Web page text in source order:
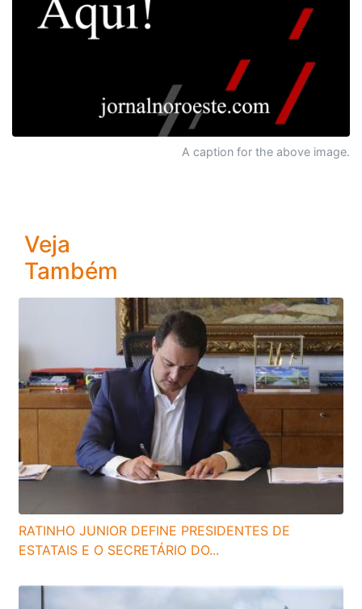
A caption for the above image.
Veja
Também
RATINHO JUNIOR DEFINE PRESIDENTES DE
ESTATAIS E O SECRETÁRIO DO...